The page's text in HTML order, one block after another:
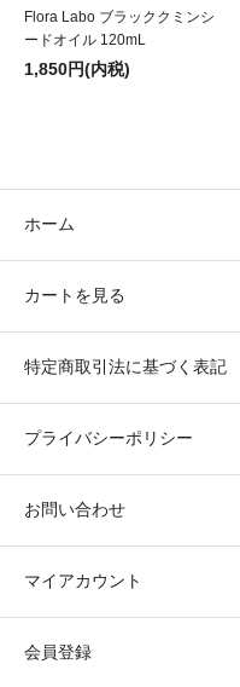
Flora Labo ブラッククミンシ
ードオイル 120mL
1,850円(内税)
ホーム
カートを見る
特定商取引法に基づく表記
プライバシーポリシー
お問い合わせ
マイアカウント
会員登録